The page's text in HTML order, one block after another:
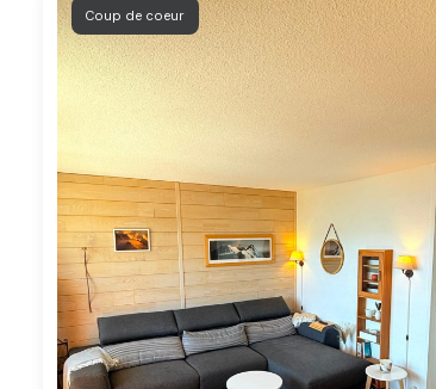
Coup de coeur